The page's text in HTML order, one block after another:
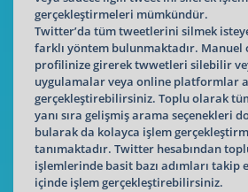
gerçekleştirmeleri mümkündür.
Twitter’da tüm tweetlerini silmek
farklı yöntem bulunmaktadır. Manuel
profilinize girerek twwetleri silebilir
uygulamalar veya online platformlar
gerçekleştirebilirsiniz. Toplu olarak
yanı sıra gelişmiş arama seçenekleri
bularak da kolayca işlem
tanımaktadır. Twitter hesabından
işlemlerinde basit bazı adımları takip
içinde işlem gerçekleştirebilirsiniz.